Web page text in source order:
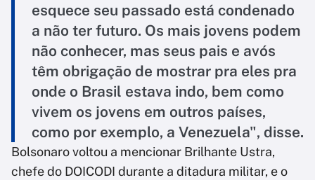
esquece seu passado está condenado
a não ter futuro. Os mais jovens podem
não conhecer, mas seus pais e avós
têm obrigação de mostrar pra eles pra
onde o Brasil estava indo, bem como
vivem os jovens em outros países,
como por exemplo, a Venezuela", disse.
Bolsonaro voltou a mencionar Brilhante Ustra,
chefe do DOICODI durante a ditadura militar, e o